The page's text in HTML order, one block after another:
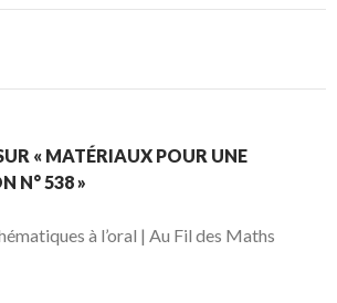
« MATÉRIAUX POUR UNE
N° 538 »
à l’oral | Au Fil des Maths